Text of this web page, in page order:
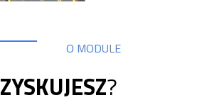
ZYSKUJESZ?
O MODULE